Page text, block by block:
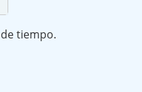
tiempo.